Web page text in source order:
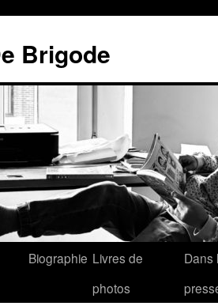
Brigode
Biographie Livres de
photos
Dans